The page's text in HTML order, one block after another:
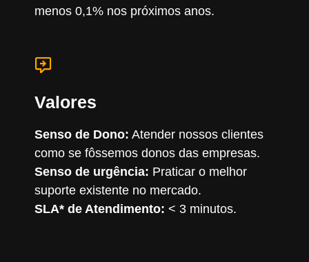
menos 0,1% nos próximos anos.
Valores
Senso de Dono: Atender nossos clientes
como se fôssemos donos das empresas.
Senso de urgência: Praticar o melhor
suporte existente no mercado.
SLA* de Atendimento: < 3 minutos.